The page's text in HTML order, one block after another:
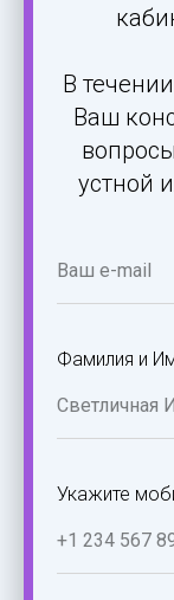
В
Ваш
устной
Фамилия и
Укажите